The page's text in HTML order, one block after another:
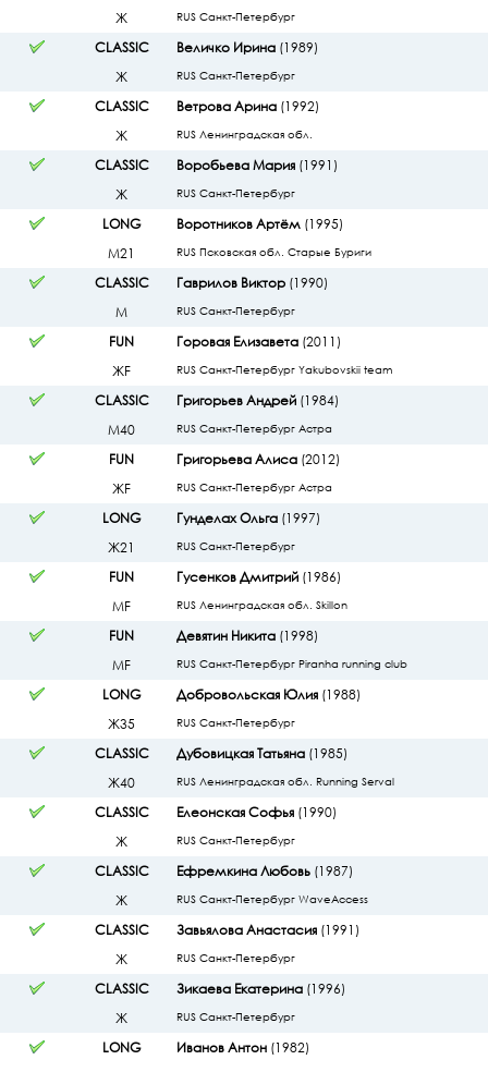
Ж
RUS Санкт-Петербург
CLASSIC
Ж
Величко Ирина(1989)
RUS Санкт-Петербург
CLASSIC
Ж
Ветрова Арина(1992)
RUS Ленинградская обл.
CLASSIC
Ж
Воробьева Мария(1991)
RUS Санкт-Петербург
LONG
М21
Воротников Артём(1995)
RUS Псковская обл. Старые Буриги
CLASSIC
М
Гаврилов Виктор(1990)
RUS Санкт-Петербург
FUN
ЖF
Горовая Елизавета(2011)
RUS Санкт-Петербург Yakubovskii team
CLASSIC
М40
Григорьев Андрей(1984)
RUS Санкт-Петербург Астра
FUN
ЖF
Григорьева Алиса(2012)
RUS Санкт-Петербург Астра
LONG
Ж21
Гунделах Ольга(1997)
RUS Санкт-Петербург
FUN
МF
Гусенков Дмитрий(1986)
RUS Ленинградская обл. Skillon
FUN
МF
Девятин Никита(1998)
RUS Санкт-Петербург Piranha running club
LONG
Ж35
Добровольская Юлия(1988)
RUS Санкт-Петербург
CLASSIC
Ж40
Дубовицкая Татьяна(1985)
RUS Ленинградская обл. Running Serval
CLASSIC
Ж
Елеонская Софья(1990)
RUS Санкт-Петербург
CLASSIC
Ж
Ефремкина Любовь(1987)
RUS Санкт-Петербург WaveAccess
CLASSIC
Ж
Завьялова Анастасия(1991)
RUS Санкт-Петербург
CLASSIC
Ж
Зикаева Екатерина(1996)
RUS Санкт-Петербург
LONG
Иванов Антон(1982)